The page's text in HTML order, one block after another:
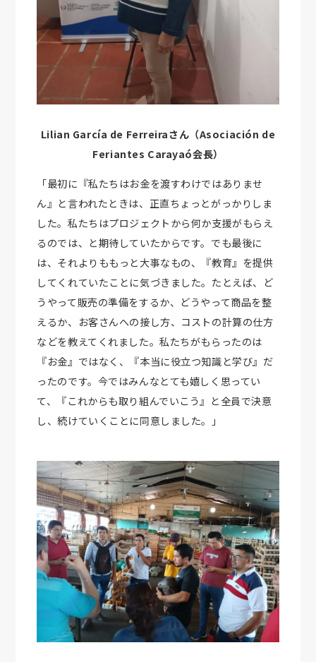
Lilian García de Ferreiraさん（Asociación de
Feriantes Carayaó会長）
「最初に『私たちはお金を渡すわけではありませ
ん』と言われたときは、正直ちょっとがっかりしま
した。私たちはプロジェクトから何か支援がもらえ
るのでは、と期待していたからです。でも最後に
は、それよりももっと大事なもの、『教育』を提供
してくれていたことに気づきました。たとえば、ど
うやって販売の準備をするか、どうやって商品を整
えるか、お客さんへの接し方、コストの計算の仕方
などを教えてくれました。私たちがもらったのは
『お金』ではなく、『本当に役立つ知識と学び』だ
ったのです。今ではみんなとても嬉しく思ってい
て、『これからも取り組んでいこう』と全員で決意
し、続けていくことに同意しました。」